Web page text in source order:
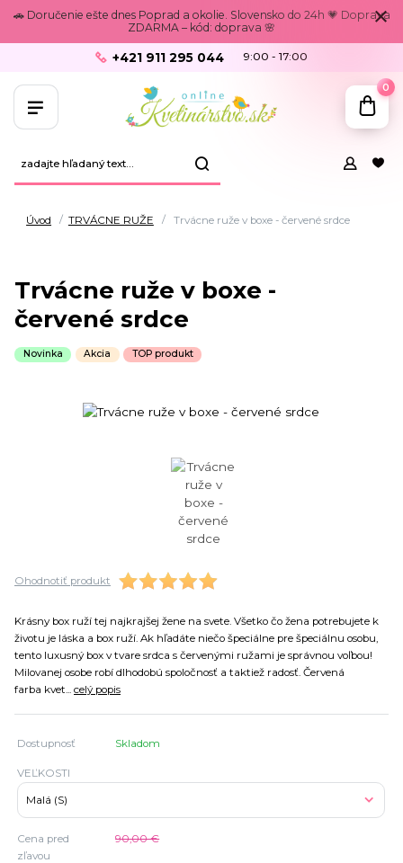
🚗 Doručenie ešte dnes Poprad a okolie. Slovensko do 24h 💗 Doprava
ZDARMA – kód: doprava 🌸
+421 911 295 044 9:00 - 17:00
0
Úvod TRVÁCNE RUŽE Trvácne ruže v boxe - červené srdce
Trvácne ruže v boxe -
červené srdce
Novinka Akcia TOP produkt
Ohodnotiť produkt
Krásny box ruží tej najkrajšej žene na svete. Všetko čo žena potrebujete k
životu je láska a box ruží. Ak hľadáte niečo špeciálne pre špeciálnu osobu,
tento luxusný box v tvare srdca s červenými ružami je správnou voľbou!
Milovanej osobe robí dlhodobú spoločnosť a taktiež radosť. Červená
farba kvet... celý popis
Dostupnosť Skladom
VEĽKOSTI
Cena pred
zľavou
90,00 €